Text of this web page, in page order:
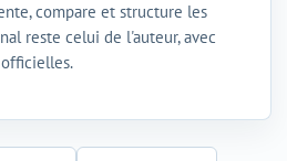
compare et structure les
reste celui de l'auteur, avec